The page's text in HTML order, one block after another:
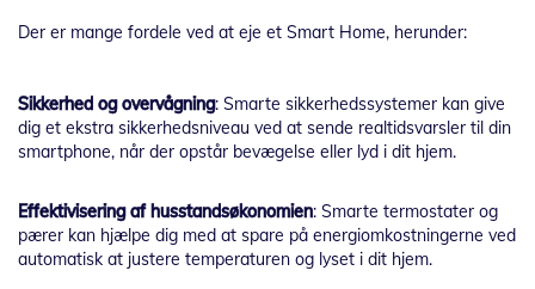
Der er mange fordele ved at eje et Smart Home, herunder:
Sikkerhed og overvågning: Smarte sikkerhedssystemer kan give
dig et ekstra sikkerhedsniveau ved at sende realtidsvarsler til din
smartphone, når der opstår bevægelse eller lyd i dit hjem.
Effektivisering af husstandsøkonomien: Smarte termostater og
pærer kan hjælpe dig med at spare på energiomkostningerne ved
automatisk at justere temperaturen og lyset i dit hjem.